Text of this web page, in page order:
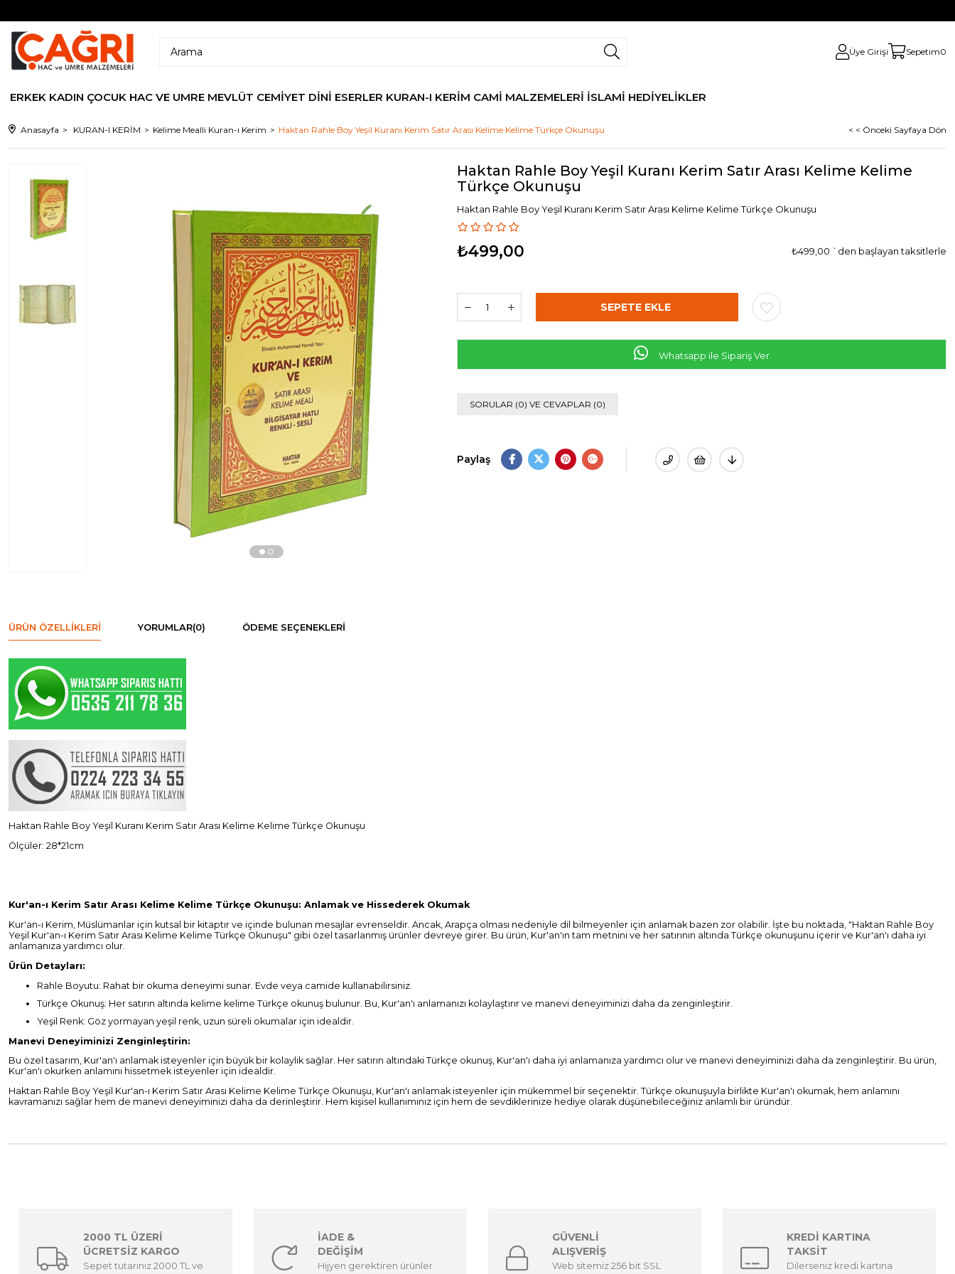
Üye Girişi Sepetim0
ERKEK KADIN ÇOCUK HAC VE UMRE MEVLÜT CEMİYET DİNİ ESERLER KURAN-I KERİM CAMİ MALZEMELERİ İSLAMİ HEDİYELİKLER
Anasayfa KURAN-I KERİM Kelime Mealli Kuran-ı Kerim Haktan Rahle Boy Yeşil Kuranı Kerim Satır Arası Kelime Kelime Türkçe Okunuşu < < Önceki Sayfaya Dön
Haktan Rahle Boy Yeşil Kuranı Kerim Satır Arası Kelime Kelime
Türkçe Okunuşu
Haktan Rahle Boy Yeşil Kuranı Kerim Satır Arası Kelime Kelime Türkçe Okunuşu
₺499,00 ₺499,00 `den başlayan taksitlerle
Whatsapp ile Sipariş Ver
SORULAR (0) VE CEVAPLAR (0)
Paylaş
ÜRÜN ÖZELLIKLERI YORUMLAR(0) ÖDEME SEÇENEKLERI
Haktan Rahle Boy Yeşil Kuranı Kerim Satır Arası Kelime Kelime Türkçe Okunuşu
Ölçüler: 28*21cm
Kur'an-ı Kerim Satır Arası Kelime Kelime Türkçe Okunuşu: Anlamak ve Hissederek Okumak
Kur'an-ı Kerim, Müslümanlar için kutsal bir kitaptır ve içinde bulunan mesajlar evrenseldir. Ancak, Arapça olması nedeniyle dil bilmeyenler için anlamak bazen zor olabilir. İşte bu noktada, "Haktan Rahle Boy
Yeşil Kur'an-ı Kerim Satır Arası Kelime Kelime Türkçe Okunuşu" gibi özel tasarlanmış ürünler devreye girer. Bu ürün, Kur'an'ın tam metnini ve her satırının altında Türkçe okunuşunu içerir ve Kur'an'ı daha iyi
anlamanıza yardımcı olur.
Ürün Detayları:
Rahle Boyutu: Rahat bir okuma deneyimi sunar. Evde veya camide kullanabilirsiniz.
Türkçe Okunuş: Her satırın altında kelime kelime Türkçe okunuş bulunur. Bu, Kur'an'ı anlamanızı kolaylaştırır ve manevi deneyiminizi daha da zenginleştirir.
Yeşil Renk: Göz yormayan yeşil renk, uzun süreli okumalar için idealdir.
Manevi Deneyiminizi Zenginleştirin:
Bu özel tasarım, Kur'an'ı anlamak isteyenler için büyük bir kolaylık sağlar. Her satırın altındaki Türkçe okunuş, Kur'an'ı daha iyi anlamanıza yardımcı olur ve manevi deneyiminizi daha da zenginleştirir. Bu ürün,
Kur'an'ı okurken anlamını hissetmek isteyenler için idealdir.
Haktan Rahle Boy Yeşil Kur'an-ı Kerim Satır Arası Kelime Kelime Türkçe Okunuşu, Kur'an'ı anlamak isteyenler için mükemmel bir seçenektir. Türkçe okunuşuyla birlikte Kur'an'ı okumak, hem anlamını
kavramanızı sağlar hem de manevi deneyiminizi daha da derinleştirir. Hem kişisel kullanımınız için hem de sevdiklerinize hediye olarak düşünebileceğiniz anlamlı bir üründür.
2000 TL ÜZERİ
ÜCRETSİZ KARGO
Sepet tutarınız 2000 TL ve
İADE &
DEĞİŞİM
Hijyen gerektiren ürünler
GÜVENLİ
ALIŞVERİŞ
Web sitemiz 256 bit SSL
KREDİ KARTINA
TAKSİT
Dilerseniz kredi kartına